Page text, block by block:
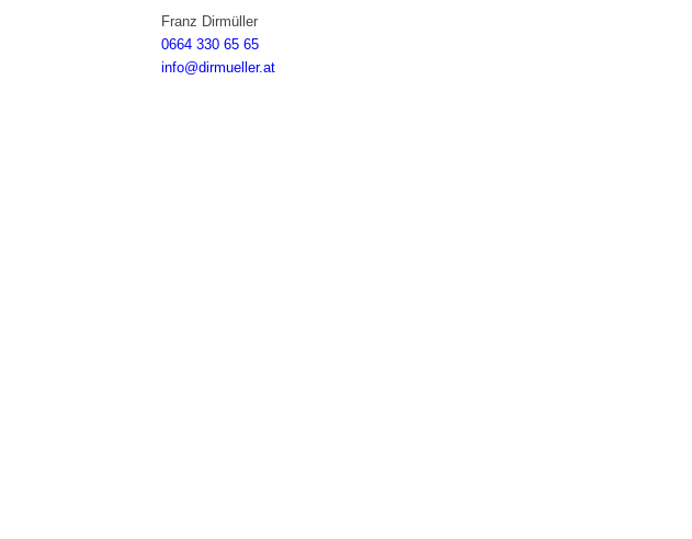
Franz Dirmüller
0664 330 65 65
info@dirmueller.at